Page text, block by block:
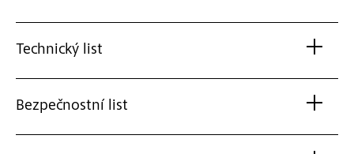
Technický list
Bezpečnostní list